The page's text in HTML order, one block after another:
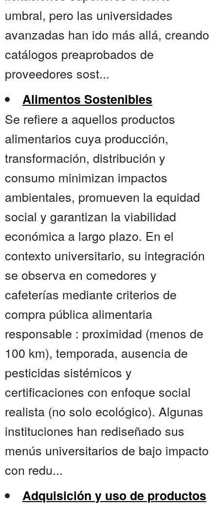
umbral, pero las universidades
avanzadas han ido más allá, creando
catálogos preaprobados de
proveedores sost...
Alimentos Sostenibles
Se refiere a aquellos productos
alimentarios cuya producción,
transformación, distribución y
consumo minimizan impactos
ambientales, promueven la equidad
social y garantizan la viabilidad
económica a largo plazo. En el
contexto universitario, su integración
se observa en comedores y
cafeterías mediante criterios de
compra pública alimentaria
responsable : proximidad (menos de
100 km), temporada, ausencia de
pesticidas sistémicos y
certificaciones con enfoque social
realista (no solo ecológico). Algunas
instituciones han rediseñado sus
menús universitarios de bajo impacto
con redu...
Adquisición y uso de productos